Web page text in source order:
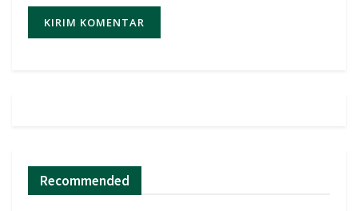
Recommended